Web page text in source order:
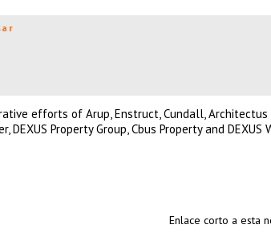
efforts of Arup, Enstruct, Cundall,
Property Group, Cbus Property and DEXUS
Enlace corto a esta